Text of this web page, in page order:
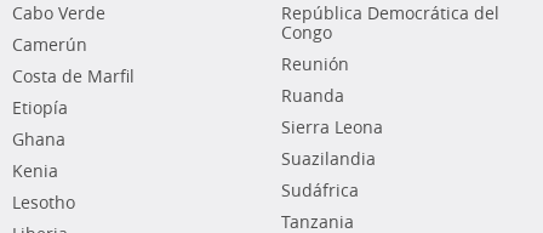
Cabo Verde
Camerún
Costa de Marfil
Etiopía
Ghana
Kenia
Lesotho
República Democrática del
Congo
Reunión
Ruanda
Sierra Leona
Suazilandia
Sudáfrica
Tanzania